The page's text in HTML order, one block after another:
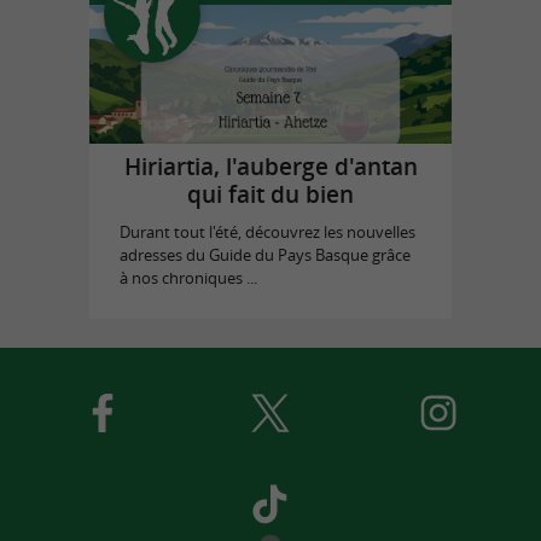
Hiriartia, l'auberge d'antan
qui fait du bien
Durant tout l'été, découvrez les nouvelles
adresses du Guide du Pays Basque grâce
à nos chroniques ...